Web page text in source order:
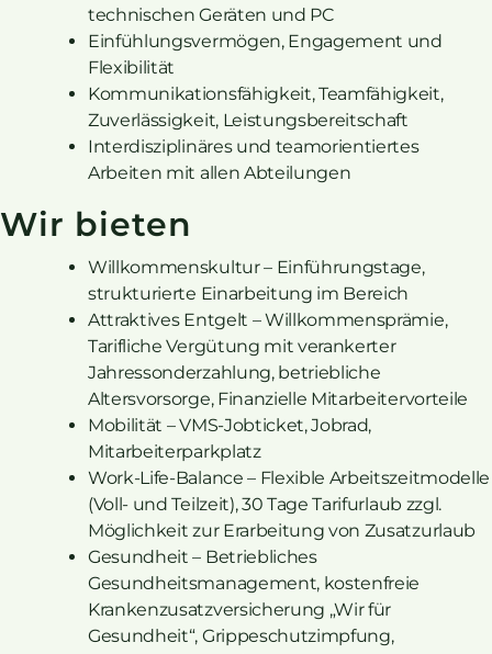
technischen Geräten und PC
Einfühlungsvermögen, Engagement und
Flexibilität
Kommunikationsfähigkeit, Teamfähigkeit,
Zuverlässigkeit, Leistungsbereitschaft
Interdisziplinäres und teamorientiertes
Arbeiten mit allen Abteilungen
Wir bieten
Willkommenskultur – Einführungstage,
strukturierte Einarbeitung im Bereich
Attraktives Entgelt – Willkommensprämie,
Tarifliche Vergütung mit verankerter
Jahressonderzahlung, betriebliche
Altersvorsorge, Finanzielle Mitarbeitervorteile
Mobilität – VMS-Jobticket, Jobrad,
Mitarbeiterparkplatz
Work-Life-Balance – Flexible Arbeitszeitmodelle
(Voll- und Teilzeit), 30 Tage Tarifurlaub zzgl.
Möglichkeit zur Erarbeitung von Zusatzurlaub
Gesundheit – Betriebliches
Gesundheitsmanagement, kostenfreie
Krankenzusatzversicherung „Wir für
Gesundheit“, Grippeschutzimpfung,